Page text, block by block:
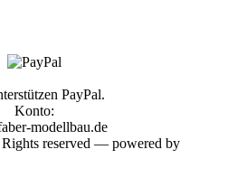
PayPal.
Konto:
modellbau.de
reserved — powered by